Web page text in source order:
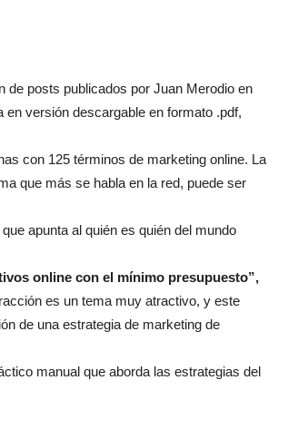
de posts publicados por Juan Merodio en
versión descargable en formato .pdf,
con 125 términos de marketing online. La
que más se habla en la red, puede ser
apunta al quién es quién del mundo
online con el mínimo presupuesto”,
es un tema muy atractivo, y este
de una estrategia de marketing de
manual que aborda las estrategias del